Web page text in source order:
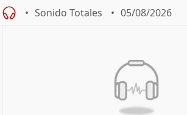
Sonido Totales 05/08/2026